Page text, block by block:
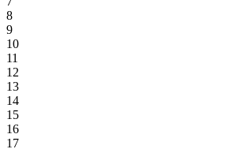
8
9
10
11
12
13
14
15
16
17